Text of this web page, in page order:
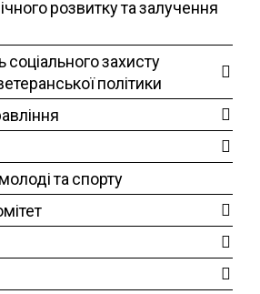
розвитку та залучення
соціального захисту
політики
та спорту